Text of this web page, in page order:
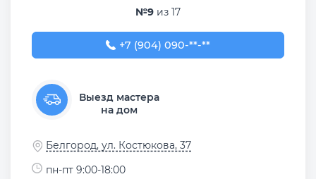
№9 из 17
+7 (904) 090-96-94
+7 (904) 090-**-**
Выезд мастера
на дом
Белгород, ул. Костюкова, 37
пн-пт 9:00-18:00